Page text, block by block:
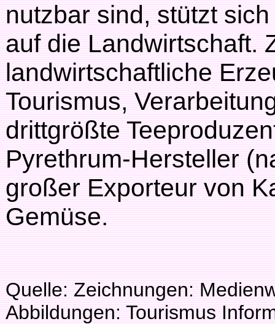
nutzbar sind, stützt
auf die Landwirtschaft.
landwirtschaftliche
Tourismus,
drittgrößte
Pyrethrum-Hersteller
großer Exporteur von
Gemüse.
Quelle: Zeichnungen:
Abbildungen: Tourismus